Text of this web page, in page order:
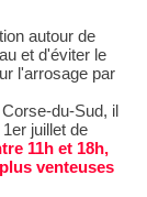
autour de
et d'éviter le
l'arrosage par
du-Sud, il
juillet de
11h et 18h,
venteuses